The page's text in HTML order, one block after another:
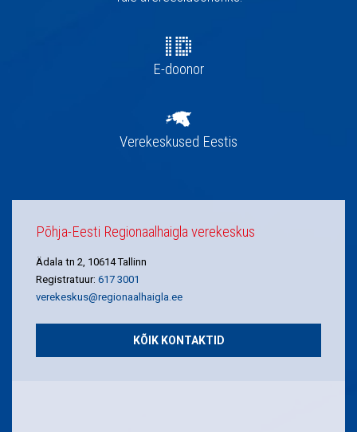
E-doonor
Verekeskused Eestis
Põhja-Eesti Regionaalhaigla verekeskus
Ädala tn 2, 10614 Tallinn
Registratuur: 617 3001
verekeskus@regionaalhaigla.ee
KÕIK KONTAKTID